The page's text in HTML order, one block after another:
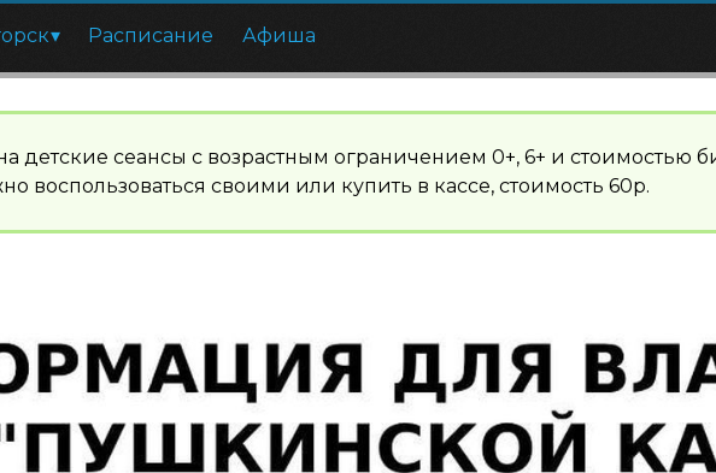
Расписание Афиша
детские сеансы с возрастным ограничением 0+, 6+ и
воспользоваться своими или купить в кассе, стоимость 60р.